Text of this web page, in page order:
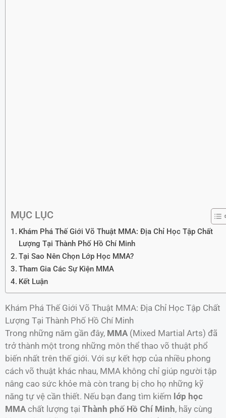
MỤC LỤC
Khám Phá Thế Giới Võ Thuật MMA: Địa Chỉ Học Tập Chất
Lượng Tại Thành Phố Hồ Chí Minh
Tại Sao Nên Chọn Lớp Học MMA?
Tham Gia Các Sự Kiện MMA
Kết Luận
Khám Phá Thế Giới Võ Thuật MMA: Địa Chỉ Học Tập Chất
Lượng Tại Thành Phố Hồ Chí Minh
Trong những năm gần đây, MMA (Mixed Martial Arts) đã
trở thành một trong những môn thể thao võ thuật phổ
biến nhất trên thế giới. Với sự kết hợp của nhiều phong
cách võ thuật khác nhau, MMA không chỉ giúp người tập
nâng cao sức khỏe mà còn trang bị cho họ những kỹ
năng tự vệ cần thiết. Nếu bạn đang tìm kiếm lớp học
MMA chất lượng tại Thành phố Hồ Chí Minh, hãy cùng